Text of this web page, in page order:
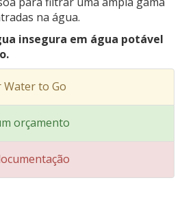
na água.
insegura em água potável
Water to Go
orçamento